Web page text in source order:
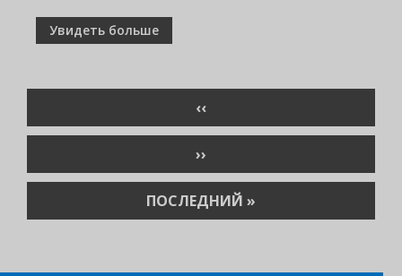
Увидеть больше
ПРЕДЫДУЩАЯ
СТРАНИЦА
‹‹
СЛЕДУЮЩАЯ
СТРАНИЦА
››
ПОСЛЕДНЯЯ
СТРАНИЦА
ПОСЛЕДНИЙ »